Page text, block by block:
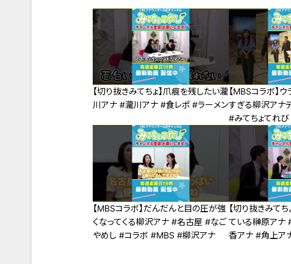
【切り抜きみてちょ】爪痕を残したい瀧
川アナ #瀧川アナ #食レポ #ラーメン
【MBSコラボ】
すぎる柳沢アナ
#みてちょてれび #mbs #
レビ #柳沢アナ
【MBSコラボ】だんだんと目の圧が強
くなってくる柳沢アナ #名古屋 #なご
やめし #コラボ #MBS #柳沢アナ
【切り抜きみて
ている榊原アナ
香アナ #角上ア